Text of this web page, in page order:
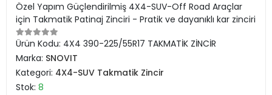
Özel Yapım Güçlendirilmiş 4X4-SUV-Off Road Araçlar
için Takmatik Patinaj Zinciri - Pratik ve dayanıklı kar zinciri
Ürün Kodu: 4X4 390-225/55R17 TAKMATİK ZİNCİR
Marka: SNOVIT
Kategori: 4X4-SUV Takmatik Zincir
Stok: 8